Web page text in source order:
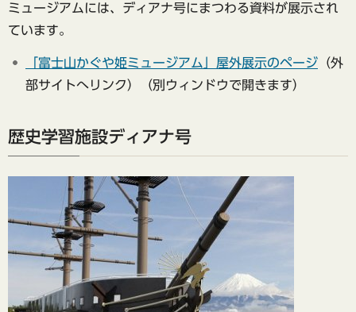
ミュージアムには、ディアナ号にまつわる資料が展示され
ています。
富士山かぐや姫ミュージアム」屋外展示のページ （外
部サイトへリンク）（別ウィンドウで開きます）
歴史学習施設ディアナ号